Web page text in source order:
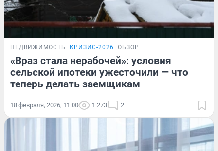
НЕДВИЖИМОСТЬ КРИЗИС-2026 ОБЗОР
«Враз стала нерабочей»: условия
сельской ипотеки ужесточили — что
теперь делать заемщикам
18 февраля, 2026, 11:00 1 273 2